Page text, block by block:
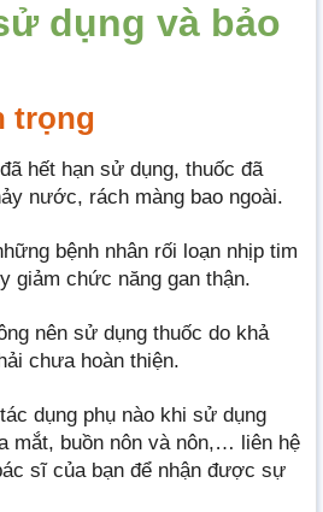
dụng và bảo
trọng
hết hạn sử dụng, thuốc đã
nước, rách màng bao ngoài.
bệnh nhân rối loạn nhịp tim
giảm chức năng gan thận.
nên sử dụng thuốc do khả
chưa hoàn thiện.
dụng phụ nào khi sử dụng
mắt, buồn nôn và nôn,… liên hệ
sĩ của bạn để nhận được sự